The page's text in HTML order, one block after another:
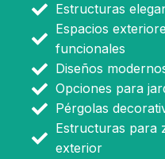
Estructuras
Espacios
funcionales
Diseños
Opciones para
Pérgolas
Estructuras para
exterior